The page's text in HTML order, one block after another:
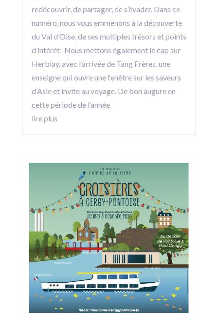
redécouvrir, de partager, de s’évader. Dans ce
numéro, nous vous emmenons à la découverte
du Val d’Oise, de ses multiples trésors et points
d’intérêt. Nous mettons également le cap sur
Herblay, avec l’arrivée de Tang Frères, une
enseigne qui ouvre une fenêtre sur les saveurs
d’Asie et invite au voyage. De bon augure en
cette période de l’année.
lire plus